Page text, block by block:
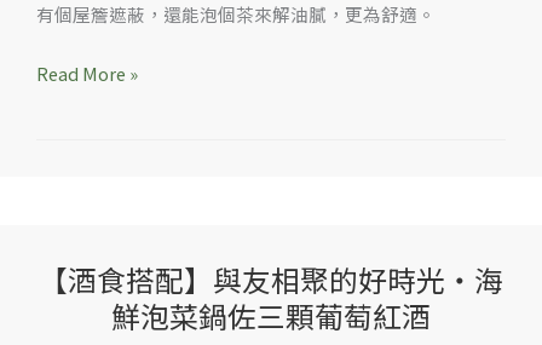
有個屋簷遮蔽，還能泡個茶來解油膩，更為舒適。
Read More »
【酒食搭配】與友相聚的好時光‧海
鮮泡菜鍋佐三顆葡萄紅酒
【酒